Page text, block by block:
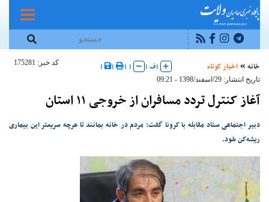
خانه اخبار کوتاه |ف |
|
|
|
|
کد خبر: 175281
تاریخ انتشار: 29/اسفند/1398 - 09:21
آغاز کنترل تردد مسافران از خروجی ۱۱ استان
دبیر اجتماعی ستاد مقابله با کرونا گفت: مردم در خانه بمانند تا هرچه سریعتر این بیماری
ریشه‌کن شود.